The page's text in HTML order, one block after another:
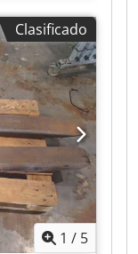
La
en
altamente
ofrecen sin
de
el estado y
Nos
errores.
Clasificado
1 / 5